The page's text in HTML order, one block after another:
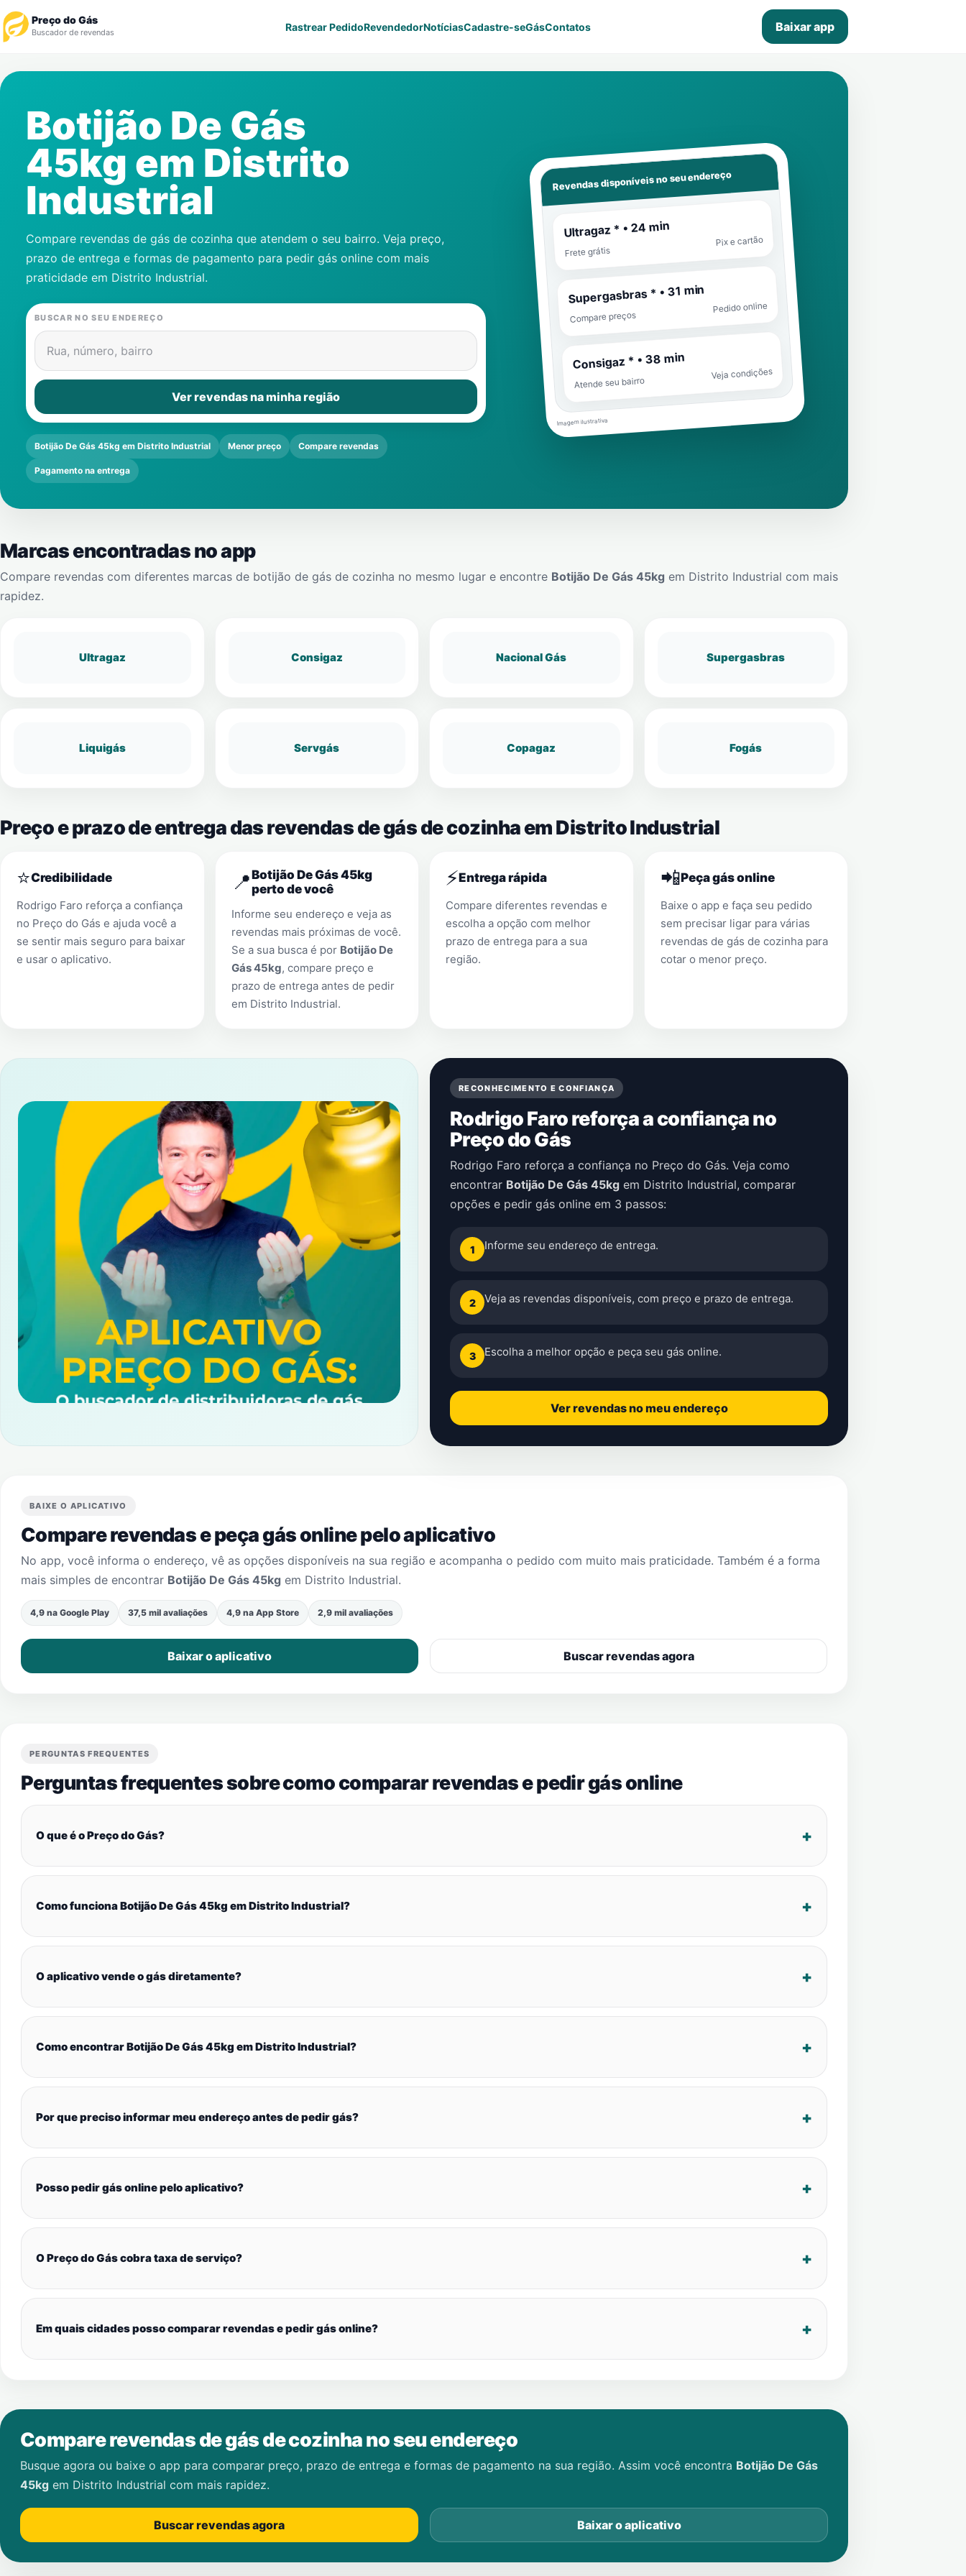
Preço do Gás
Buscador de revendas Rastrear PedidoRevendedorNotíciasCadastre-seGásContatos Baixar app
Revendedor
Notícias
Cadastre-se
Contatos
Botijão De Gás
45kg em Distrito
Industrial
Compare revendas de gás de cozinha que atendem o seu bairro. Veja preço,
prazo de entrega e formas de pagamento para pedir gás online com mais
praticidade em Distrito Industrial.
BUSCAR NO SEU ENDEREÇO
Rua, número, bairro
Ver revendas na minha região
Botijão De Gás 45kg em Distrito Industrial Menor preço Compare revendas
Pagamento na entrega
Revendas disponíveis no seu endereço
Ultragaz * • 24 min
Frete grátis
Pix e cartão
Supergasbras * • 31 min
Compare preços
Pedido online
Consigaz * • 38 min
Atende seu bairro
Veja condições
Imagem ilustrativa
Marcas encontradas no app
Compare revendas com diferentes marcas de botijão de gás de cozinha no mesmo lugar e encontre Botijão De Gás 45kg em Distrito Industrial com mais
rapidez.
Ultragaz Consigaz Nacional Gás Supergasbras
Liquigás Servgás Copagaz Fogás
Preço e prazo de entrega das revendas de gás de cozinha em Distrito Industrial
⭐Credibilidade
Rodrigo Faro reforça a confiança
no Preço do Gás e ajuda você a
se sentir mais seguro para baixar
e usar o aplicativo.
📍Botijão De Gás 45kg
perto de você
Informe seu endereço e veja as
revendas mais próximas de você.
Se a sua busca é por Botijão De
Gás 45kg, compare preço e
prazo de entrega antes de pedir
em Distrito Industrial.
⚡Entrega rápida
Compare diferentes revendas e
escolha a opção com melhor
prazo de entrega para a sua
região.
📲Peça gás online
Baixe o app e faça seu pedido
sem precisar ligar para várias
revendas de gás de cozinha para
cotar o menor preço.
RECONHECIMENTO E CONFIANÇA
Rodrigo Faro reforça a confiança no
Preço do Gás
Rodrigo Faro reforça a confiança no Preço do Gás. Veja como
encontrar Botijão De Gás 45kg em Distrito Industrial, comparar
opções e pedir gás online em 3 passos:
1 Informe seu endereço de entrega.
2 Veja as revendas disponíveis, com preço e prazo de entrega.
3 Escolha a melhor opção e peça seu gás online.
Ver revendas no meu endereço
BAIXE O APLICATIVO
Compare revendas e peça gás online pelo aplicativo
No app, você informa o endereço, vê as opções disponíveis na sua região e acompanha o pedido com muito mais praticidade. Também é a forma
mais simples de encontrar Botijão De Gás 45kg em Distrito Industrial.
4,9 na Google Play 37,5 mil avaliações 4,9 na App Store 2,9 mil avaliações
Baixar o aplicativo Buscar revendas agora
PERGUNTAS FREQUENTES
Perguntas frequentes sobre como comparar revendas e pedir gás online
O que é o Preço do Gás?
Como funciona Botijão De Gás 45kg em Distrito Industrial?
O aplicativo vende o gás diretamente?
Como encontrar Botijão De Gás 45kg em Distrito Industrial?
Por que preciso informar meu endereço antes de pedir gás?
Posso pedir gás online pelo aplicativo?
O Preço do Gás cobra taxa de serviço?
Em quais cidades posso comparar revendas e pedir gás online?
Compare revendas de gás de cozinha no seu endereço
Busque agora ou baixe o app para comparar preço, prazo de entrega e formas de pagamento na sua região. Assim você encontra Botijão De Gás
45kg em Distrito Industrial com mais rapidez.
Buscar revendas agora Baixar o aplicativo